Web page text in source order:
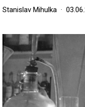
Stanislav Mihulka
Image